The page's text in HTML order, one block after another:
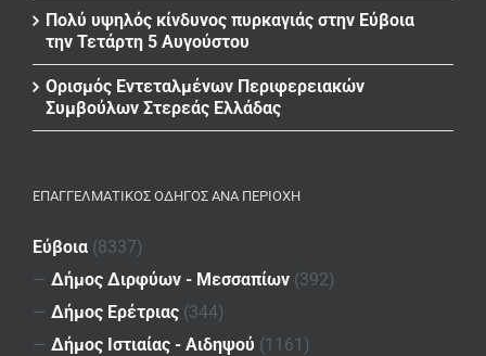
Πολύ υψηλός κίνδυνος πυρκαγιάς στην Εύβοια
την Τετάρτη 5 Αυγούστου
Ορισμός Εντεταλμένων Περιφερειακών
Συμβούλων Στερεάς Ελλάδας
ΕΠΑΓΓΕΛΜΑΤΙΚΌΣ ΟΔΗΓΌΣ ΑΝΆ ΠΕΡΙΟΧΉ
Εύβοια (8337)
— Δήμος Διρφύων - Μεσσαπίων (392)
— Δήμος Ερέτριας (344)
— Δήμος Ιστιαίας - Αιδηψού (1161)